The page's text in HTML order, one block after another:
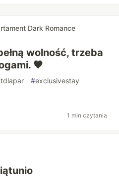
Dark Romance
wolność, trzeba
🖤
#exclusivestay
1 min czytania